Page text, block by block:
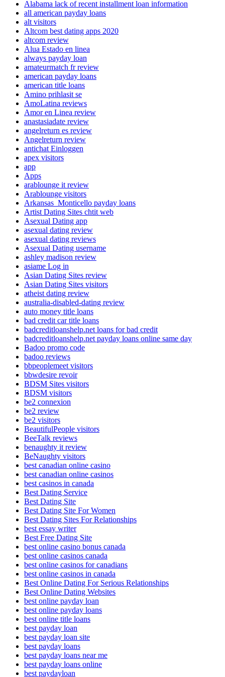
Alabama lack of recent installment loan information
all american payday loans
alt visitors
Altcom best dating apps 2020
altcom review
Alua Estado en linea
always payday loan
amateurmatch fr review
american payday loans
american title loans
Amino prihlasit se
AmoLatina reviews
Amor en Linea review
anastasiadate review
angelreturn es review
Angelreturn review
antichat Einloggen
apex visitors
app
Apps
arablounge it review
Arablounge visitors
Arkansas_Monticello payday loans
Artist Dating Sites chtit web
Asexual Dating app
asexual dating review
asexual dating reviews
Asexual Dating username
ashley madison review
asiame Log in
Asian Dating Sites review
Asian Dating Sites visitors
atheist dating review
australia-disabled-dating review
auto money title loans
bad credit car title loans
badcreditloanshelp.net loans for bad credit
badcreditloanshelp.net payday loans online same day
Badoo promo code
badoo reviews
bbpeoplemeet visitors
bbwdesire revoir
BDSM Sites visitors
BDSM visitors
be2 connexion
be2 review
be2 visitors
BeautifulPeople visitors
BeeTalk reviews
benaughty it review
BeNaughty visitors
best canadian online casino
best canadian online casinos
best casinos in canada
Best Dating Service
Best Dating Site
Best Dating Site For Women
Best Dating Sites For Relationships
best essay writer
Best Free Dating Site
best online casino bonus canada
best online casinos canada
best online casinos for canadians
best online casinos in canada
Best Online Dating For Serious Relationships
Best Online Dating Websites
best online payday loan
best online payday loans
best online title loans
best payday loan
best payday loan site
best payday loans
best payday loans near me
best payday loans online
best paydayloan